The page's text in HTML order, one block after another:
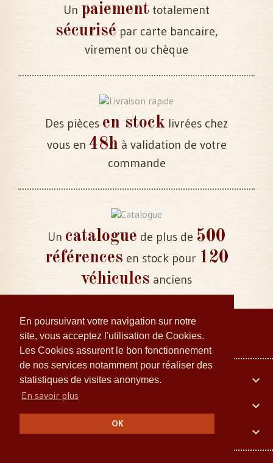
En poursuivant votre navigation sur notre
site, vous acceptez l'utilisation de Cookies.
Les Cookies assurent le bon fonctionnement
de nos services notamment pour réaliser des
statistiques de visites anonymes.
En savoir plus
OK
Un paiement totalement
sécurisé par carte bancaire,
virement ou chèque
Des pièces en stock livrées chez
vous en 48h à validation de votre
commande
Un catalogue de plus de 500
références en stock pour 120
véhicules anciens
Votre compte

Embiellage Collector

Informations Légales
